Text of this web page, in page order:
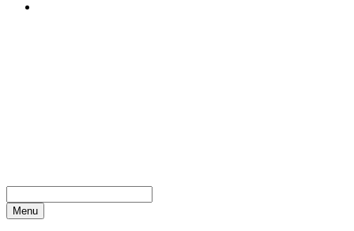
Menu